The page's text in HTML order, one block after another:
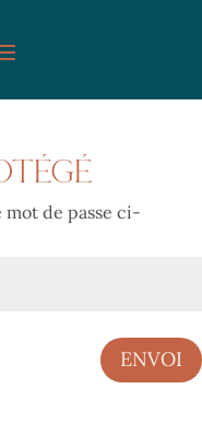
de passe ci-
ENVOI